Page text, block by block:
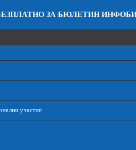
ЗА БЮЛЕТИН
участия